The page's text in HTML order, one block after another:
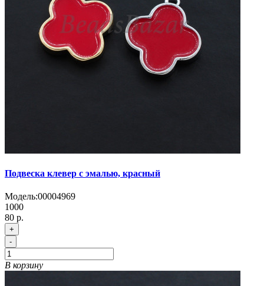
Подвеска клевер с эмалью, красный
Модель:00004969
1000
80 р.
+
-
В корзину